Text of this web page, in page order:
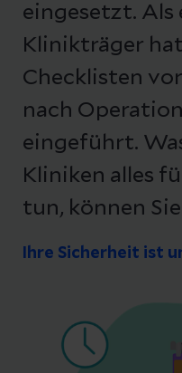
eingesetzt. Als
Klinikträger
Checklisten
nach
eingeführt.
Kliniken alles
tun, können
Ihre Sicherheit ist